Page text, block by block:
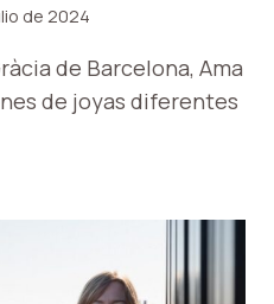
de 2024
de Barcelona, ​​Ama
de joyas diferentes